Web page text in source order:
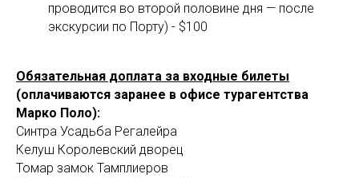
проводится во второй половине дня — после
экскурсии по Порту) - $100
Обязательная доплата за входные билеты
(оплачиваются заранее в офисе турагентства
Марко Поло):
Синтра Усадьба Регалейра
Келуш Королевский дворец
Томар замок Тамплиеров